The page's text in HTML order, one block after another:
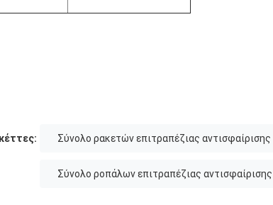
Σύνολο ρακετών επιτραπέζιας αντισφαίρισης
Σύνολο ροπάλων επιτραπέζιας αντισφαίρισης